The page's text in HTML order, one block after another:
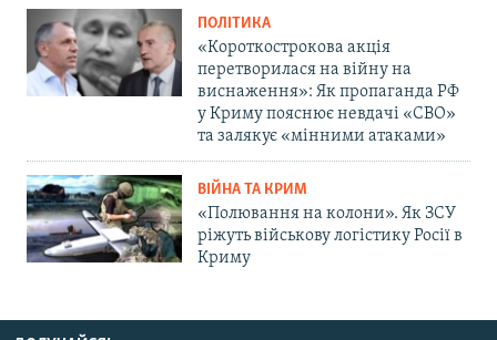
ПОЛІТИКА
«Короткострокова акція
перетворилася на війну на
виснаження»: Як пропаганда РФ
у Криму пояснює невдачі «СВО»
та залякує «мінними атаками»
ВІЙНА ТА КРИМ
«Полювання на колони». Як ЗСУ
ріжуть військову логістику Росії в
Криму